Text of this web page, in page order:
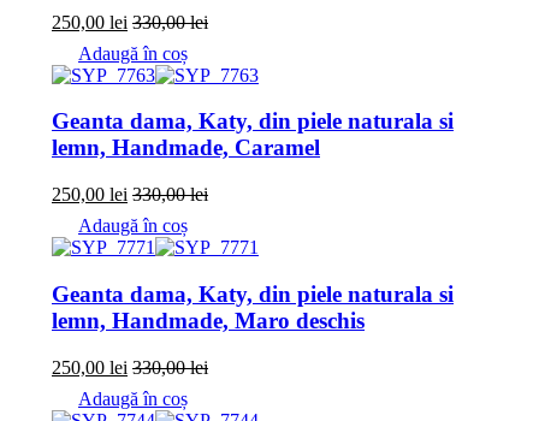
250,00 lei 330,00lei
Adaugă în coș
Geanta dama, Katy, din piele naturala si
lemn, Handmade, Caramel
250,00 lei 330,00lei
Adaugă în coș
Geanta dama, Katy, din piele naturala si
lemn, Handmade, Maro deschis
250,00 lei 330,00lei
Adaugă în coș